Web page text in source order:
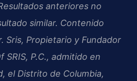
anteriores no
similar. Contenido
Sris, Propietario y Fundador
SRIS, P.C., admitido en
el Distrito de Columbia,